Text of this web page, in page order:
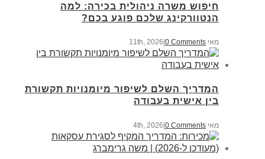
חיפוש משרה ניהולית בכירה: למה
הנטוורקינג שלכם פוגע בכם?
מאי 11th, 2026 0 Comments
המדריך השלם לשיפור מיומנויות תקשורת
בין אישית בעבודה
מאי 4th, 2026 |0 Comments